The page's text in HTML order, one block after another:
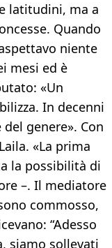
latitudini, ma a
Quando
niente
mesi ed è
«Un
In decenni
genere». Con
«La prima
la possibilità di
–. Il mediatore
commosso,
“Adesso
siamo sollevati